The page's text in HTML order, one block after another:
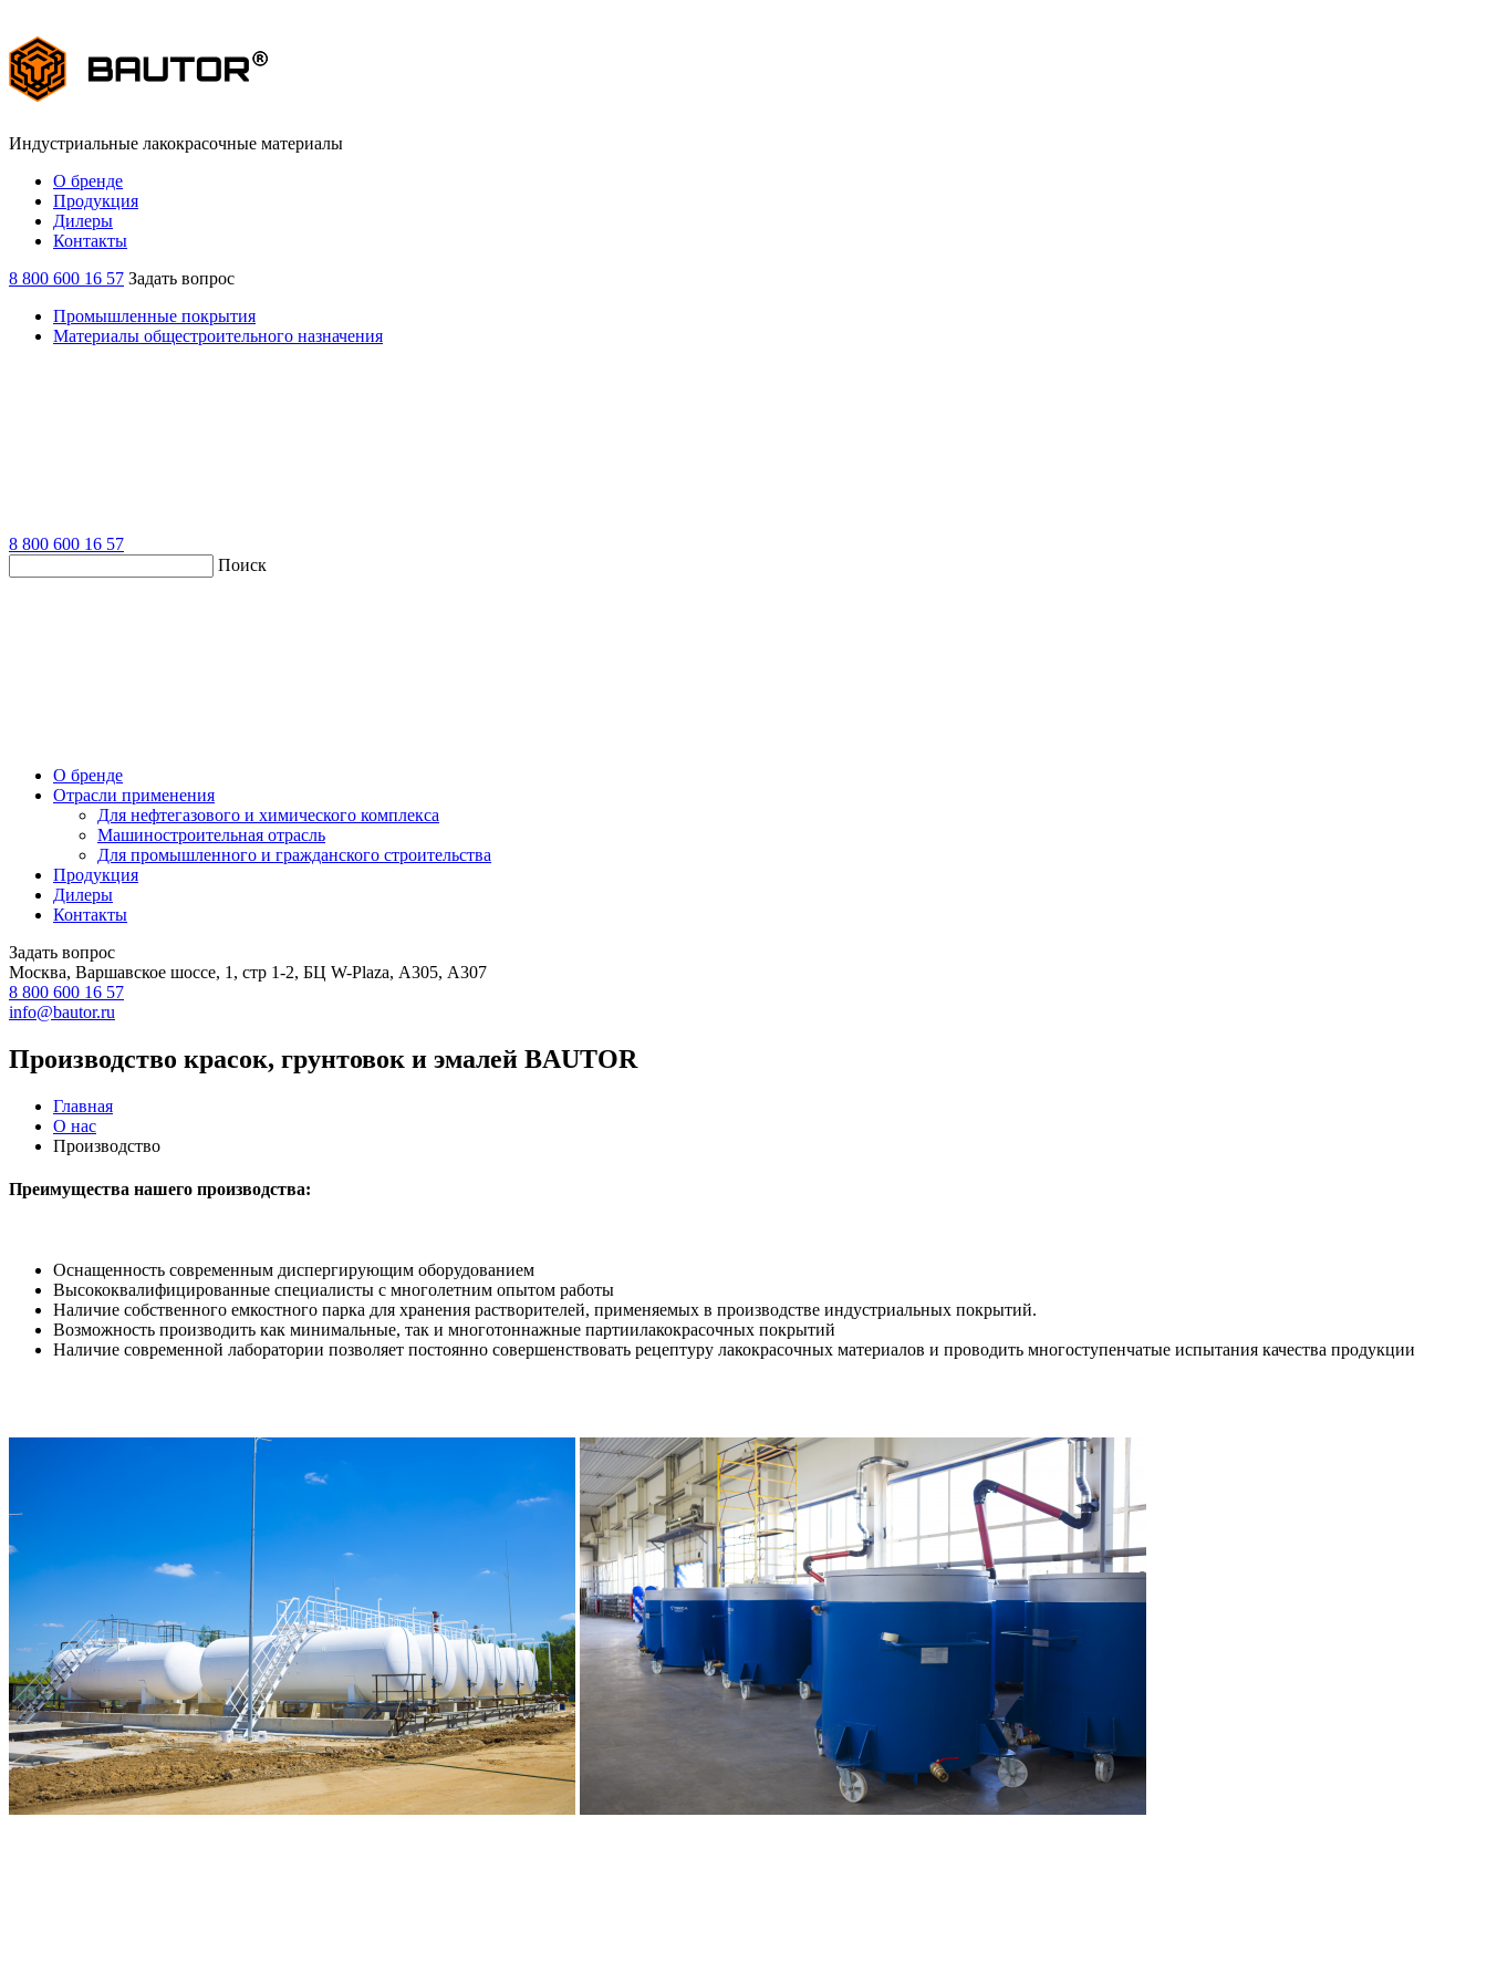
Индустриальные лакокрасочные материалы
О бренде
Продукция
Дилеры
Контакты
8 800 600 16 57 Задать вопрос
Промышленные покрытия
Материалы общестроительного назначения
8 800 600 16 57
Поиск
О бренде
Отрасли применения
Для нефтегазового и химического комплекса
Машиностроительная отрасль
Для промышленного и гражданского строительства
Продукция
Дилеры
Контакты
Задать вопрос
Москва, Варшавское шоссе, 1, стр 1-2, БЦ W-Plaza, А305, А307
8 800 600 16 57
info@bautor.ru
Производство красок, грунтовок и эмалей BAUTOR
Главная
О нас
Производство
Преимущества нашего производства:
Оснащенность современным диспергирующим оборудованием
Высококвалифицированные специалисты с многолетним опытом работы
Наличие собственного емкостного парка для хранения растворителей, применяемых в производстве индустриальных покрытий.
Возможность производить как минимальные, так и многотоннажные партиилакокрасочных покрытий
Наличие современной лаборатории позволяет постоянно совершенствовать рецептуру лакокрасочных материалов и проводить многоступенчатые испытания качества продукции